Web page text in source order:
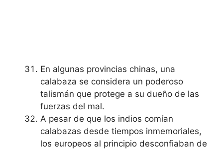
En algunas provincias chinas, una
calabaza se considera un poderoso
talismán que protege a su dueño de las
fuerzas del mal.
A pesar de que los indios comían
calabazas desde tiempos inmemoriales,
los europeos al principio desconfiaban de